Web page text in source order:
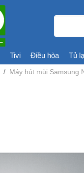
Tivi Điều hòa Tủ
Máy hút mùi Samsung